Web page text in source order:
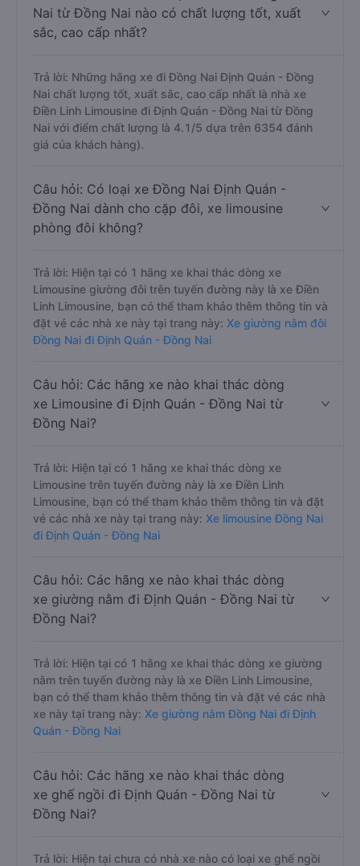
Nai từ Đồng Nai nào có chất lượng tốt, xuất
sắc, cao cấp nhất?
Trả lời: Những hãng xe đi Đồng Nai Định Quán - Đồng
Nai chất lượng tốt, xuất sắc, cao cấp nhất là nhà xe
Điền Linh Limousine đi Định Quán - Đồng Nai từ Đồng
Nai với điểm chất lượng là 4.1/5 dựa trên 6354 đánh
giá của khách hàng).
Câu hỏi: Có loại xe Đồng Nai Định Quán -
Đồng Nai dành cho cặp đôi, xe limousine
phòng đôi không?
Trả lời: Hiện tại có 1 hãng xe khai thác dòng xe
Limousine giường đôi trên tuyến đường này là xe Điền
Linh Limousine, bạn có thể tham khảo thêm thông tin và
đặt vé các nhà xe này tại trang này: Xe giường nằm đôi
Đồng Nai đi Định Quán - Đồng Nai
Câu hỏi: Các hãng xe nào khai thác dòng
xe Limousine đi Định Quán - Đồng Nai từ
Đồng Nai?
Trả lời: Hiện tại có 1 hãng xe khai thác dòng xe
Limousine trên tuyến đường này là xe Điền Linh
Limousine, bạn có thể tham khảo thêm thông tin và đặt
vé các nhà xe này tại trang này: Xe limousine Đồng Nai
đi Định Quán - Đồng Nai
Câu hỏi: Các hãng xe nào khai thác dòng
xe giường nằm đi Định Quán - Đồng Nai từ
Đồng Nai?
Trả lời: Hiện tại có 1 hãng xe khai thác dòng xe giường
nằm trên tuyến đường này là xe Điền Linh Limousine,
bạn có thể tham khảo thêm thông tin và đặt vé các nhà
xe này tại trang này: Xe giường nằm Đồng Nai đi Định
Quán - Đồng Nai
Câu hỏi: Các hãng xe nào khai thác dòng
xe ghế ngồi đi Định Quán - Đồng Nai từ
Đồng Nai?
Trả lời: Hiện tại chưa có nhà xe nào có loại xe ghế ngồi